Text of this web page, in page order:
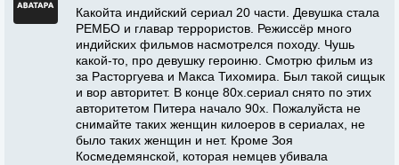
Какойта индийский сериал 20 части. Девушка стала
РЕМБО и главар террористов. Режиссёр много
индийских фильмов насмотрелся походу. Чушь
какой-то, про девушку героиню. Смотрю фильм из
за Расторгуева и Макса Тихомира. Был такой сищык
и вор авторитет. В конце 80х.сериал снято по этих
авторитетом Питера начало 90х. Пожалуйста не
снимайте таких женщин килоеров в сериалах, не
было таких женщин и нет. Кроме Зоя
Космедемянской, которая немцев убивала